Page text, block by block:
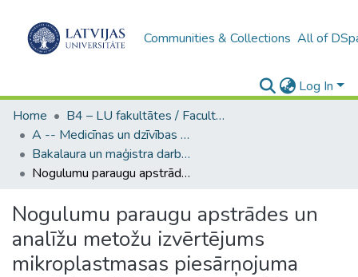
Communities & Collections All of
Log In
Home
B4 – LU fakultātes / Faculties of the UL
A -- Medicīnas un dzīvības zinātņu fakultāte / Faculty of Medicine and Life Sciences
Bakalaura un maģistra darbi (MDZF) / Bachelor's and Master's theses
Nogulumu paraugu apstrādes un analīžu metožu izvērtējums mikroplastmasas piesārņojuma noteikšanai Baltijas jūrā un Rīgas līcī
Nogulumu paraugu apstrādes un
analīžu metožu izvērtējums
mikroplastmasas piesārņojuma